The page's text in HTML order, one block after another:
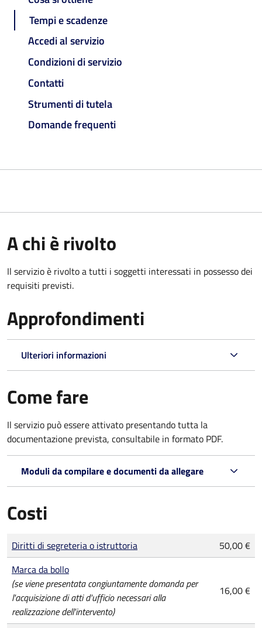
Tempi e scadenze
Accedi al servizio
Condizioni di servizio
Contatti
Strumenti di tutela
Domande frequenti
A chi è rivolto
Il servizio è rivolto a tutti i soggetti interessati in possesso dei
requisiti previsti.
Approfondimenti
Ulteriori informazioni
Come fare
Il servizio può essere attivato presentando tutta la
documentazione prevista, consultabile in formato PDF.
Moduli da compilare e documenti da allegare
Costi
Tipo di pagamento
Importo
Diritti di segreteria o istruttoria
50,00 €
Marca da bollo
(se viene presentata congiuntamente domanda per
l'acquisizione di atti d'ufficio necessari alla
realizzazione dell'intervento)
16,00 €